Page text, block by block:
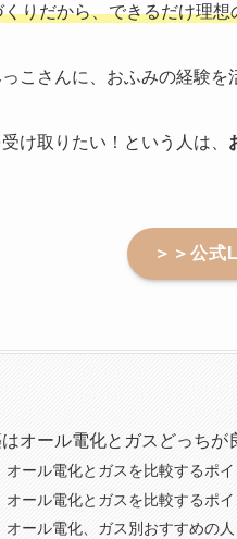
くりだから、できるだけ理
こさんに、おふみの経験を
け取りたい！という人は、
＞＞公式
オール電化とガスどっちが
オール電化とガスを比較するポ
オール電化とガスを比較するポ
オール電化、ガス別おすすめの人